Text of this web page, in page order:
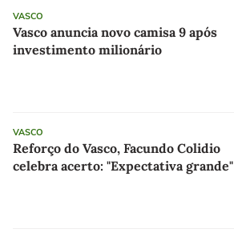
VASCO
Vasco anuncia novo camisa 9 após
investimento milionário
VASCO
Reforço do Vasco, Facundo Colidio
celebra acerto: "Expectativa grande"